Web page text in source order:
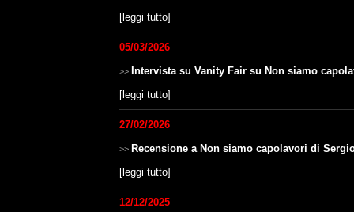
[leggi tutto]
05/03/2026
>> Intervista su Vanity Fair su Non siamo
[leggi tutto]
27/02/2026
>> Recensione a Non siamo capolavori di
[leggi tutto]
12/12/2025